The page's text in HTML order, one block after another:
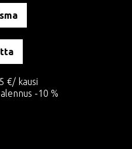
€/ kausi
-10 %